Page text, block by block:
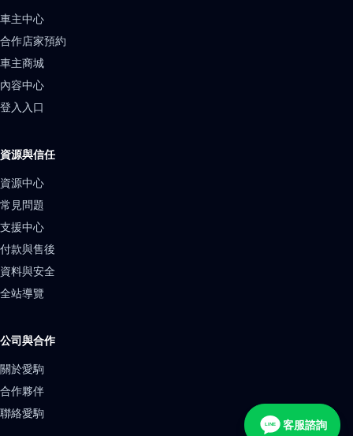
車主中心
合作店家預約
車主商城
內容中心
登入入口
資源與信任
資源中心
常見問題
支援中心
付款與售後
資料與安全
全站導覽
公司與合作
關於愛駒
合作夥伴
聯絡愛駒
LINE 客服諮詢